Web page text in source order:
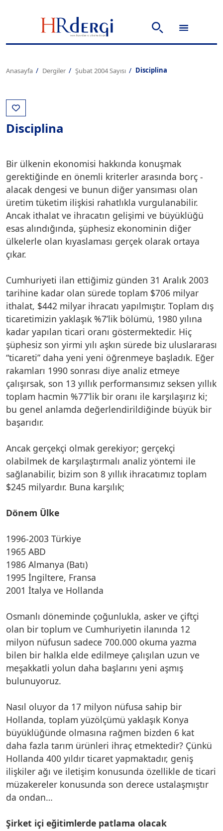
Anasayfa Dergiler Şubat 2004 Sayısı Disciplina
Disciplina
Bir ülkenin ekonomisi hakkında konuşmak
gerektiğinde en önemli kriterler arasında borç -
alacak dengesi ve bunun diğer yansıması olan
üretim tüketim ilişkisi rahatlıkla vurgulanabilir.
Ancak ithalat ve ihracatın gelişimi ve büyüklüğü
esas alındığında, şüphesiz ekonominin diğer
ülkelerle olan kıyaslaması gerçek olarak ortaya
çıkar.
Cumhuriyeti ilan ettiğimiz günden 31 Aralık 2003
tarihine kadar olan sürede toplam $706 milyar
ithalat, $442 milyar ihracatı yapılmıştır. Toplam dış
ticaretimizin yaklaşık %7’lik bölümü, 1980 yılına
kadar yapılan ticari oranı göstermektedir. Hiç
şüphesiz son yirmi yılı aşkın sürede biz uluslararası
“ticareti” daha yeni yeni öğrenmeye başladık. Eğer
rakamları 1990 sonrası diye analiz etmeye
çalışırsak, son 13 yıllık performansımız seksen yıllık
toplam hacmin %77’lik bir oranı ile karşılaşırız ki;
bu genel anlamda değerlendirildiğinde büyük bir
başarıdır.
Ancak gerçekçi olmak gerekiyor; gerçekçi
olabilmek de karşılaştırmalı analiz yöntemi ile
sağlanabilir, bizim son 8 yıllık ihracatımız toplam
$245 milyardır. Buna karşılık;
Dönem Ülke
1996-2003 Türkiye
1965 ABD
1986 Almanya (Batı)
1995 İngiltere, Fransa
2001 İtalya ve Hollanda
Osmanlı döneminde çoğunlukla, asker ve çiftçi
olan bir toplum ve Cumhuriyetin ilanında 12
milyon nüfusun sadece 700.000 okuma yazma
bilen bir halkla elde edilmeye çalışılan uzun ve
meşakkatli yolun daha başlarını yeni aşmış
bulunuyoruz.
Nasıl oluyor da 17 milyon nüfusa sahip bir
Hollanda, toplam yüzölçümü yaklaşık Konya
büyüklüğünde olmasına rağmen bizden 6 kat
daha fazla tarım ürünleri ihraç etmektedir? Çünkü
Hollanda 400 yıldır ticaret yapmaktadır, geniş
ilişkiler ağı ve iletişim konusunda özellikle de ticari
müzakereler konusunda son derece ustalaşmıştır
da ondan…
Şirket içi eğitimlerde patlama olacak